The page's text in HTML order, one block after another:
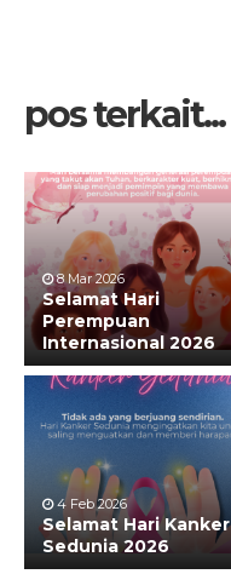
pos terkait...
8 Mar 2026
Selamat Hari
Perempuan
Internasional 2026
4 Feb 2026
Selamat Hari Kanker
Sedunia 2026